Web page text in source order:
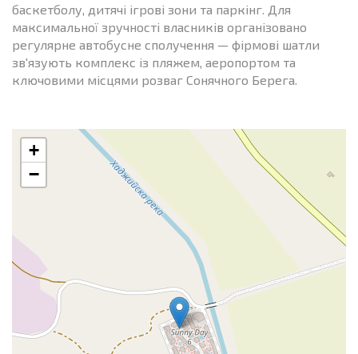
баскетболу, дитячі ігрові зони та паркінг. Для
максимальної зручності власників організовано
регулярне автобусне сполучення — фірмові шатли
зв'язують комплекс із пляжем, аеропортом та
ключовими місцями розваг Сонячного Берега.
+
−